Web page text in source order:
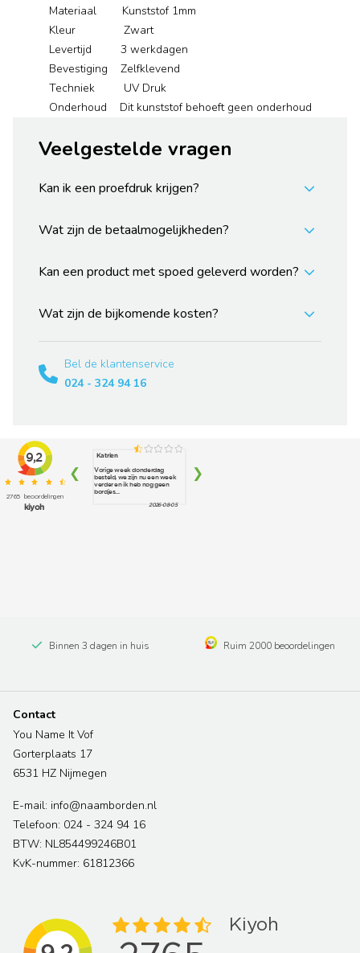
Materiaal Kunststof 1mm
Kleur Zwart
Levertijd 3 werkdagen
Bevestiging Zelfklevend
Techniek UV Druk
Onderhoud Dit kunststof behoeft geen onderhoud
Veelgestelde vragen
Kan ik een proefdruk krijgen?
Wat zijn de betaalmogelijkheden?
Kan een product met spoed geleverd worden?
Wat zijn de bijkomende kosten?
Bel de klantenservice
024 - 324 94 16
Binnen 3 dagen in huis Ruim 2000 beoordelingen
Contact
You Name It Vof
Gorterplaats 17
6531 HZ Nijmegen
E-mail: info@naamborden.nl
Telefoon: 024 - 324 94 16
BTW: NL854499246B01
KvK-nummer: 61812366